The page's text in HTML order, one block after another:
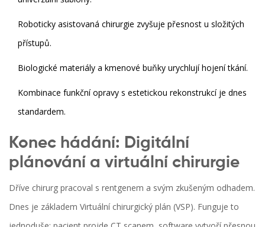
Roboticky asistovaná chirurgie zvyšuje přesnost u složitých
přístupů.
Biologické materiály a kmenové buňky urychlují hojení tkání.
Kombinace funkční opravy s estetickou rekonstrukcí je dnes
standardem.
Konec hádání: Digitální
plánování a virtuální chirurgie
Dříve chirurg pracoval s rentgenem a svým zkušeným odhadem.
Dnes je základem Virtuální chirurgický plán (VSP). Funguje to